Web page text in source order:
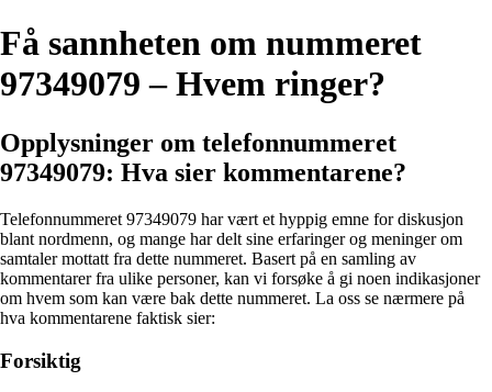
Få sannheten om nummeret
97349079 – Hvem ringer?
Opplysninger om telefonnummeret
97349079: Hva sier kommentarene?
Telefonnummeret 97349079 har vært et hyppig emne for diskusjon
blant nordmenn, og mange har delt sine erfaringer og meninger om
samtaler mottatt fra dette nummeret. Basert på en samling av
kommentarer fra ulike personer, kan vi forsøke å gi noen indikasjoner
om hvem som kan være bak dette nummeret. La oss se nærmere på
hva kommentarene faktisk sier:
Forsiktig